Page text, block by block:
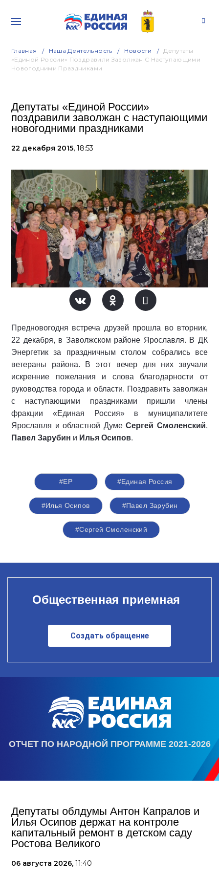
Главная Наша Деятельность Новости
Депутаты
«Единой России» Поздравили Заволжан С Наступающими
Новогодними Праздниками
Депутаты «Единой России»
поздравили заволжан с наступающими
новогодними праздниками
22 декабря 2015, 18:53
Предновогодня встреча друзей прошла во вторник,
22 декабря, в Заволжском районе Ярославля. В ДК
Энергетик за праздничным столом собрались все
ветераны района. В этот вечер для них звучали
искренние пожелания и слова благодарности от
руководства города и области. Поздравить заволжан
с наступающими праздниками пришли члены
фракции «Единая Россия» в муниципалитете
Ярославля и областной ДумеСергей Смоленский,
Павел Зарубин и Илья Осипов.
#ЕР #Единая Россия
#Илья Осипов #Павел Зарубин
#Сергей Смоленский
Общественная приемная
Создать обращение
ОТЧЕТ ПО НАРОДНОЙ ПРОГРАММЕ 2021-2026
Депутаты облдумы Антон Капралов и
Илья Осипов держат на контроле
капитальный ремонт в детском саду
Ростова Великого
06 августа 2026, 11:40